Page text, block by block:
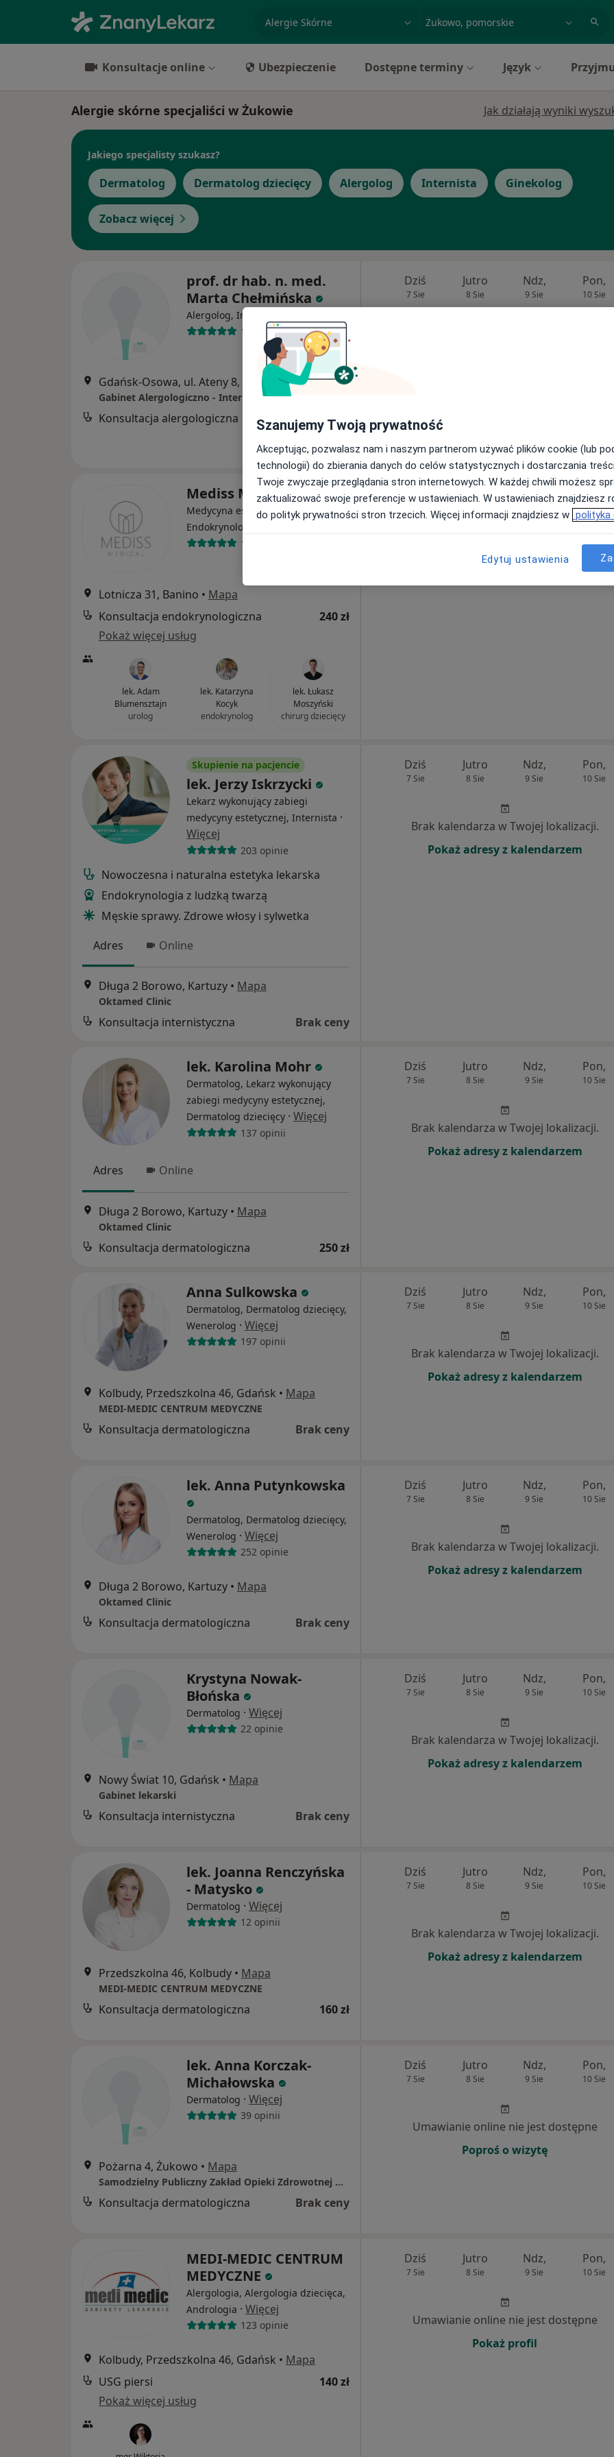
specjalizacja, badanie lub nazwiskomiasto lub dzielnica
Konsultacje online Ubezpieczenie Dostępne terminy Język
Alergie skórne specjaliści w Żukowie Jak działają wyniki
Jakiego specjalisty szukasz?
Dermatolog Dermatolog dziecięcy Alergolog Internista Ginekolog
Zobacz więcej
prof. dr hab. n. med.
Marta Chełmińska
Alergolog, Internista
19 opinii
Gdańsk-Osowa, ul. Ateny 8, Gdańsk•Mapa
Gabinet Alergologiczno - Internistyczny
Konsultacja alergologiczna 350 zł
Dziś
7 Sie
Jutro
8 Sie
Ndz,
9 Sie
Pon,
10 Sie
Mediss Medical Clinic
Medycyna estetyczna, Ginekologia,
Endokrynologia
1287 opinii
Lotnicza 31, Banino • Mapa
Konsultacja endokrynologiczna
240 zł
Pokaż więcej usług
lek. Adam
Blumensztajn
urolog
lek. Katarzyna
Kocyk
endokrynolog
lek. Łukasz
Moszyński
chirurg dziecięcy
Dziś Jutro Ndz, Pon,
10 Sie
Umawianie online nie jest dostępne
Skupienie na pacjencie
lek. Jerzy Iskrzycki
Lekarz wykonujący zabiegi
medycyny estetycznej, Internista ·
Więcej
203 opinie
Nowoczesna i naturalna estetyka lekarska
Endokrynologia z ludzką twarzą
Męskie sprawy. Zdrowe włosy i sylwetka
Adres
Online
Długa 2 Borowo, Kartuzy • Mapa
Oktamed Clinic
Konsultacja internistyczna Brak ceny
Dziś
7 Sie
Jutro
8 Sie
Ndz,
9 Sie
Pon,
10 Sie
Brak kalendarza w Twojej lokalizacji.
Pokaż adresy z kalendarzem
lek. Karolina Mohr
Dermatolog, Lekarz wykonujący
zabiegi medycyny estetycznej,
Dermatolog dziecięcy · Więcej
137 opinii
Adres Online
Długa 2 Borowo, Kartuzy • Mapa
Oktamed Clinic
Konsultacja dermatologiczna 250 zł
Dziś
7 Sie
Jutro
8 Sie
Ndz,
9 Sie
Pon,
10 Sie
Brak kalendarza w Twojej lokalizacji.
Pokaż adresy z kalendarzem
Anna Sulkowska
Dermatolog, Dermatolog dziecięcy,
Wenerolog · Więcej
197 opinii
Kolbudy, Przedszkolna 46, Gdańsk • Mapa
MEDI-MEDIC CENTRUM MEDYCZNE
Konsultacja dermatologiczna Brak ceny
Dziś
7 Sie
Jutro
8 Sie
Ndz,
9 Sie
Pon,
10 Sie
Brak kalendarza w Twojej lokalizacji.
Pokaż adresy z kalendarzem
lek. Anna Putynkowska
Dermatolog, Dermatolog dziecięcy,
Wenerolog · Więcej
252 opinie
Długa 2 Borowo, Kartuzy • Mapa
Oktamed Clinic
Konsultacja dermatologiczna Brak ceny
Dziś
7 Sie
Jutro
8 Sie
Ndz,
9 Sie
Pon,
10 Sie
Brak kalendarza w Twojej lokalizacji.
Pokaż adresy z kalendarzem
Krystyna Nowak-
Błońska
Dermatolog · Więcej
22 opinie
Nowy Świat 10, Gdańsk • Mapa
Gabinet lekarski
Konsultacja internistyczna Brak ceny
Dziś
7 Sie
Jutro
8 Sie
Ndz,
9 Sie
Pon,
10 Sie
Brak kalendarza w Twojej lokalizacji.
Pokaż adresy z kalendarzem
lek. Joanna Renczyńska
- Matysko
Dermatolog · Więcej
12 opinii
Przedszkolna 46, Kolbudy • Mapa
MEDI-MEDIC CENTRUM MEDYCZNE
Konsultacja dermatologiczna 160 zł
Dziś
7 Sie
Jutro
8 Sie
Ndz,
9 Sie
Pon,
10 Sie
Brak kalendarza w Twojej lokalizacji.
Pokaż adresy z kalendarzem
lek. Anna Korczak-
Michałowska
Dermatolog · Więcej
39 opinii
Pożarna 4, Żukowo • Mapa
Samodzielny Publiczny Zakład Opieki Zdrowotnej w Żukowie
Konsultacja dermatologiczna Brak ceny
Dziś
7 Sie
Jutro
8 Sie
Ndz,
9 Sie
Pon,
10 Sie
Umawianie online nie jest dostępne
Poproś o wizytę
MEDI-MEDIC CENTRUM
MEDYCZNE
Alergologia, Alergologia dziecięca,
Andrologia · Więcej
123 opinie
Kolbudy, Przedszkolna 46, Gdańsk • Mapa
USG piersi
140 zł
Pokaż więcej usług
Dziś
7 Sie
Jutro
8 Sie
Ndz,
9 Sie
Pon,
10 Sie
Umawianie online nie jest dostępne
Pokaż profil
Szanujemy Twoją prywatność
Akceptując, pozwalasz nam i naszym partnerom używać plików cookie (lub
technologii) do zbierania danych do celów statystycznych i dostarczania
Twoje zwyczaje przeglądania stron internetowych. W każdej chwili możesz
zaktualizować swoje preferencje w ustawieniach. W ustawieniach znajdziesz
do polityk prywatności stron trzecich. Więcej informacji znajdziesz w polityka
Edytuj ustawienia